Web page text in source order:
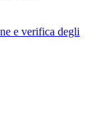
e verifica degli